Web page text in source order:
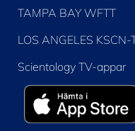
TAMPA BAY WFTT
LOS ANGELES KSCN-
Scientology TV-appar